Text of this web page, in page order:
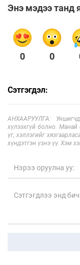
Энэ мэдээ танд
0 0
Сэтгэгдэл:
АНХААРУУЛГА:
хүлээхгүй болно.
үг, хэллэгийг
хүндэтгэн үзнэ үү. Хэм